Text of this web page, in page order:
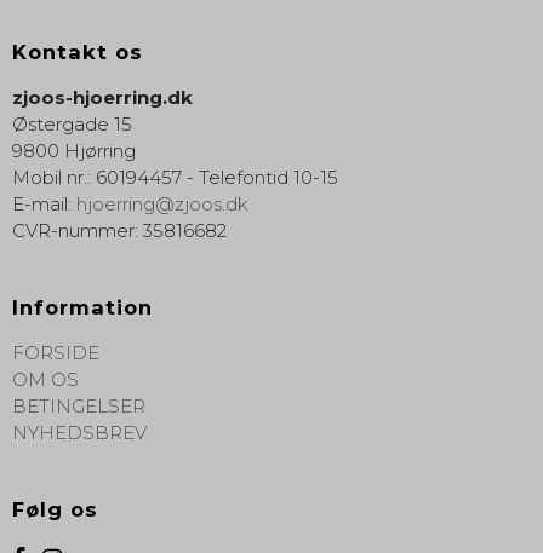
Kontakt os
zjoos-hjoerring.dk
Østergade 15
9800 Hjørring
Mobil nr.: 60194457 - Telefontid 10-15
E-mail: hjoerring@zjoos.dk
CVR-nummer: 35816682
Information
FORSIDE
OM OS
BETINGELSER
NYHEDSBREV
Følg os